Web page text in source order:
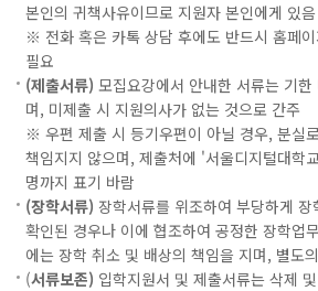
본인의 귀책사유이므로 지원자 본인에게 있음
※ 전화 혹은 카톡 상담 후에도 반드시 홈페
필요
(제출서류) 모집요강에서 안내한 서류는 기
며, 미제출 시 지원의사가 없는 것으로 간주
※ 우편 제출 시 등기우편이 아닐 경우, 분실
책임지지 않으며, 제출처에 '서울디지털대학
명까지 표기 바람
(장학서류) 장학서류를 위조하여 부당하게
확인된 경우나 이에 협조하여 공정한 장학업
에는 장학 취소 및 배상의 책임을 지며, 별도
(서류보존) 입학지원서 및 제출서류는 삭제